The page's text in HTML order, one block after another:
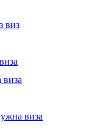
виз
виза